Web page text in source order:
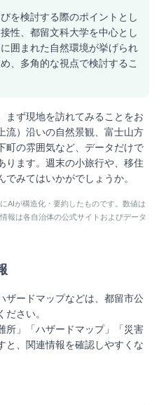
を検討する際のポイントとし
性、都留文科大学を中心とし
囲まれた自然環境が挙げられ
、多角的な視点で検討するこ
まず現地を訪れてみることをお
流）沿いの自然景観、富士山方
町の雰囲気など、データだけで
ります。週末の小旅行や、移住
みてはいかがでしょうか。
AIが構造化・要約したものです。数値は
報は各自治体の公式サイトおよびデータ
ードマップなどは、 都留市公
さい。
所」「ハザードマップ」「災害
と、関連情報を確認しやすくな